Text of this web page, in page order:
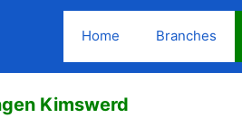
Home Branches
Kimswerd